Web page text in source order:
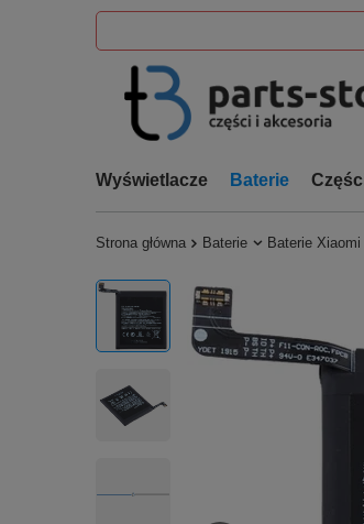
Wyświetlacze Baterie
Strona główna Baterie Baterie